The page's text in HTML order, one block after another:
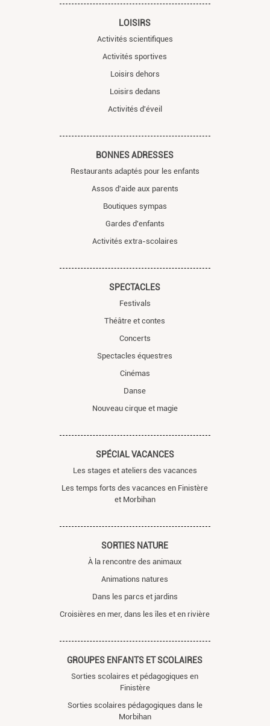
LOISIRS
Activités scientifiques
Activités sportives
Loisirs dehors
Loisirs dedans
Activités d'éveil
BONNES ADRESSES
Restaurants adaptés pour les enfants
Assos d'aide aux parents
Boutiques sympas
Gardes d'enfants
Activités extra-scolaires
SPECTACLES
Festivals
Théâtre et contes
Concerts
Spectacles équestres
Cinémas
Danse
Nouveau cirque et magie
SPÉCIAL VACANCES
Les stages et ateliers des vacances
Les temps forts des vacances en Finistère
et Morbihan
SORTIES NATURE
À la rencontre des animaux
Animations natures
Dans les parcs et jardins
Croisières en mer, dans les îles et en rivière
GROUPES ENFANTS ET SCOLAIRES
Sorties scolaires et pédagogiques en
Finistère
Sorties scolaires pédagogiques dans le
Morbihan